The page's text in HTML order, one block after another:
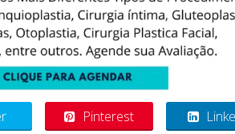
Pinterest